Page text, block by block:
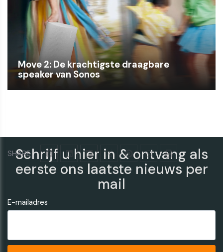
SHARE
Move 2: De krachtigste draagbare
speaker van Sonos
Schrijf u hier in & ontvang als
eerste ons laatste nieuws per
mail
E-mailadres